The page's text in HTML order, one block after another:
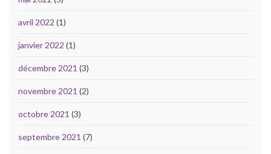
avril 2022 (1)
janvier 2022 (1)
décembre 2021 (3)
novembre 2021 (2)
octobre 2021 (3)
septembre 2021 (7)